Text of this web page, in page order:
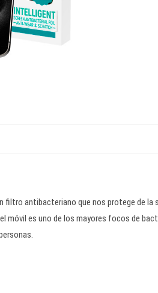
antibacteriano que nos protege de la
móvil es uno de los mayores focos de